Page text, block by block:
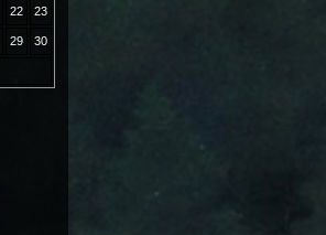
22 23
29 30